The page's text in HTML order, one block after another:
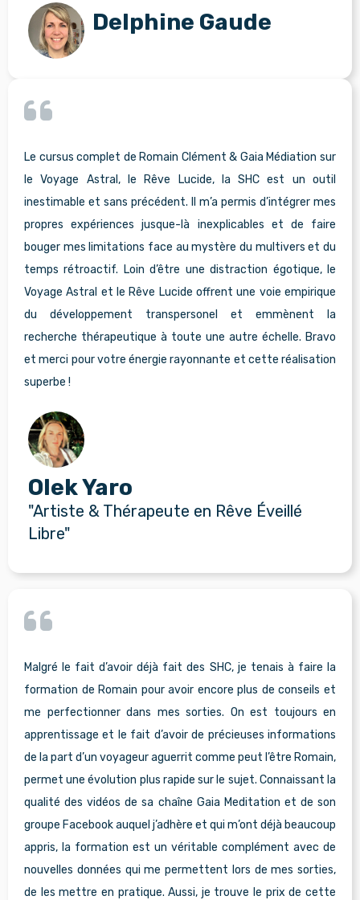
Delphine Gaude
Le cursus complet de Romain Clément & Gaia Médiation sur
le Voyage Astral, le Rêve Lucide, la SHC est un outil
inestimable et sans précédent. Il m’a permis d’intégrer mes
propres expériences jusque-là inexplicables et de faire
bouger mes limitations face au mystère du multivers et du
temps rétroactif. Loin d’être une distraction égotique, le
Voyage Astral et le Rêve Lucide offrent une voie empirique
du développement transpersonel et emmènent la
recherche thérapeutique à toute une autre échelle. Bravo
et merci pour votre énergie rayonnante et cette réalisation
superbe !
Olek Yaro
"Artiste & Thérapeute en Rêve Éveillé
Libre"
Malgré le fait d’avoir déjà fait des SHC, je tenais à faire la
formation de Romain pour avoir encore plus de conseils et
me perfectionner dans mes sorties. On est toujours en
apprentissage et le fait d’avoir de précieuses informations
de la part d’un voyageur aguerrit comme peut l’être Romain,
permet une évolution plus rapide sur le sujet. Connaissant la
qualité des vidéos de sa chaîne Gaia Meditation et de son
groupe Facebook auquel j’adhère et qui m’ont déjà beaucoup
appris, la formation est un véritable complément avec de
nouvelles données qui me permettent lors de mes sorties,
de les mettre en pratique. Aussi, je trouve le prix de cette